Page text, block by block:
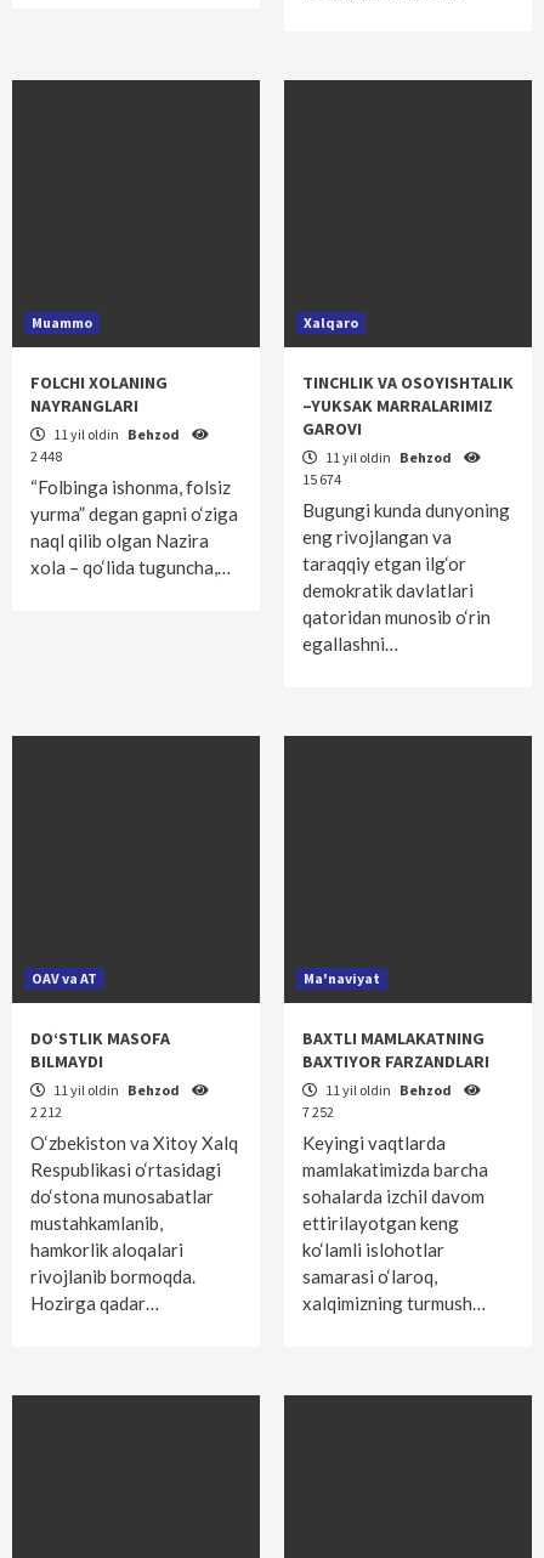
Muammo
FOLCHI XOLANING
NAYRANGLARI
11 yil oldin Behzod
2 448
“Folbinga ishonma, folsiz
yurma” degan gapni o‘ziga
naql qilib olgan Nazira
xola – qo‘lida tuguncha,…
Xalqaro
TINCHLIK VA OSOYISHTALIK
–YUKSAK MARRALARIMIZ
GAROVI
11 yil oldin Behzod
15 674
Bugungi kunda dunyoning
eng rivojlangan va
taraqqiy etgan ilg‘or
demokratik davlatlari
qatoridan munosib o‘rin
egallashni…
OAV va AT
DO‘STLIK MASOFA
BILMAYDI
11 yil oldin Behzod
2 212
O‘zbekiston va Xitoy Xalq
Respublikasi o‘rtasidagi
do‘stona munosabatlar
mustahkamlanib,
hamkorlik aloqalari
rivojlanib bormoqda.
Hozirga qadar…
Ma'naviyat
BAXTLI MAMLAKATNING
BAXTIYOR FARZANDLARI
11 yil oldin Behzod
7 252
Keyingi vaqtlarda
mamlakatimizda barcha
sohalarda izchil davom
ettirilayotgan keng
ko‘lamli islohotlar
samarasi o‘laroq,
xalqimizning turmush…